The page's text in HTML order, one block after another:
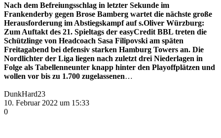
Nach dem Befreiungsschlag in letzter Sekunde im
Frankenderby gegen Brose Bamberg wartet die nächste große
Herausforderung im Abstiegskampf auf s.Oliver Würzburg:
Zum Auftakt des 21. Spieltags der easyCredit BBL treten die
Schützlinge von Headcoach Sasa Filipovski am späten
Freitagabend bei defensiv starken Hamburg Towers an. Die
Nordlichter der Liga liegen nach zuletzt drei Niederlagen in
Folge als Tabellenneunter knapp hinter den Playoffplätzen und
wollen vor bis zu 1.700 zugelassenen…
DunkHard23
10. Februar 2022 um 15:33
0